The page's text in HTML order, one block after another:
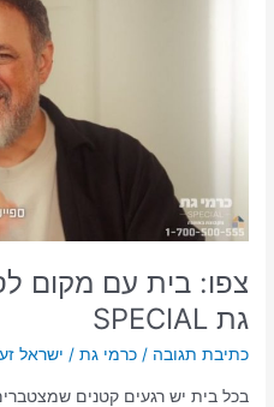
צפו: בית עם מקום
גת SPECIAL
כתיבת תגובה /כרמי גת / ישראל
בכל בית יש רגעים קטנים
SPECIAL